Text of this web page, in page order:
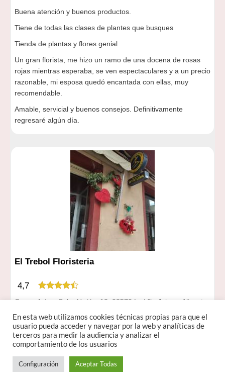
Buena atención y buenos productos.
Tiene de todas las clases de plantes que busques
Tienda de plantas y flores genial
Un gran florista, me hizo un ramo de una docena de rosas
rojas mientras esperaba, se ven espectaculares y a un precio
razonable, mi esposa quedó encantada con ellas, muy
recomendable.
Amable, servicial y buenos consejos. Definitivamente
regresaré algún día.
El Trebol Floristeria
4,7
Carrer Jaime Soler Urriós, 12, 03570 La Vila Joiosa, Alicante
Villajoyosa/Vila Joiosa (la), Alicante
965 89 06 41
Horario
martes: De 9:00 a 14:00, De 17:00 a 20:00
miércoles: De 9:00 a 14:00, De 17:00 a 20:00
En esta web utilizamos cookies técnicas propias para que el
usuario pueda acceder y navegar por la web y analíticas de
terceros para medir la audiencia y analizar el
comportamiento de los usuarios
Configuración Aceptar Todas